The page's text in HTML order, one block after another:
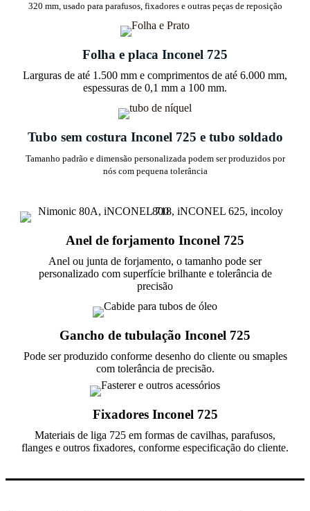
320 mm, usado para parafusos, fixadores e outras peças de reposição
Folha e placa Inconel 725
Larguras de até 1.500 mm e comprimentos de até 6.000 mm,
espessuras de 0,1 mm a 100 mm.
Tubo sem costura Inconel 725 e tubo soldado
Tamanho padrão e dimensão personalizada podem ser produzidos por
nós com pequena tolerância
Anel de forjamento Inconel 725
Anel ou junta de forjamento, o tamanho pode ser
personalizado com superfície brilhante e tolerância de
precisão
Gancho de tubulação Inconel 725
Pode ser produzido conforme desenho do cliente ou smaples
com tolerância de precisão.
Fixadores Inconel 725
Materiais de liga 725 em formas de cavilhas, parafusos,
flanges e outros fixadores, conforme especificação do cliente.